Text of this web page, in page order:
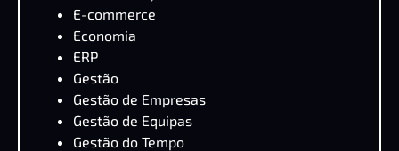
E-commerce
Economia
ERP
Gestão
Gestão de Empresas
Gestão de Equipas
Gestão do Tempo